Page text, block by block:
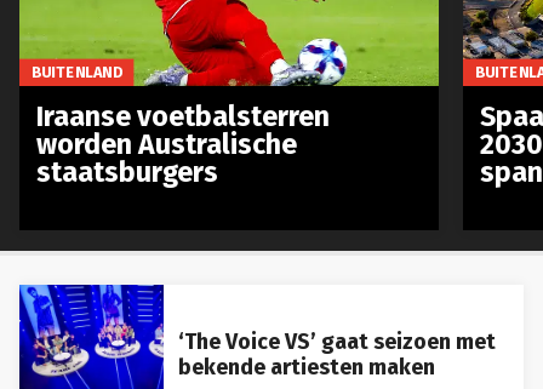
‘The Voice VS’ gaat seizoen met
bekende artiesten maken
BUITENLAND
Iraanse voetbalsterren
worden Australische
staatsburgers